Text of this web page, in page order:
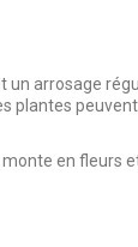
un arrosage
plantes
en fleurs